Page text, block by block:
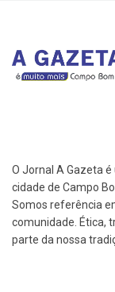
O Jornal A Gazeta
cidade de Campo
Somos referência
comunidade. Ética,
parte da nossa